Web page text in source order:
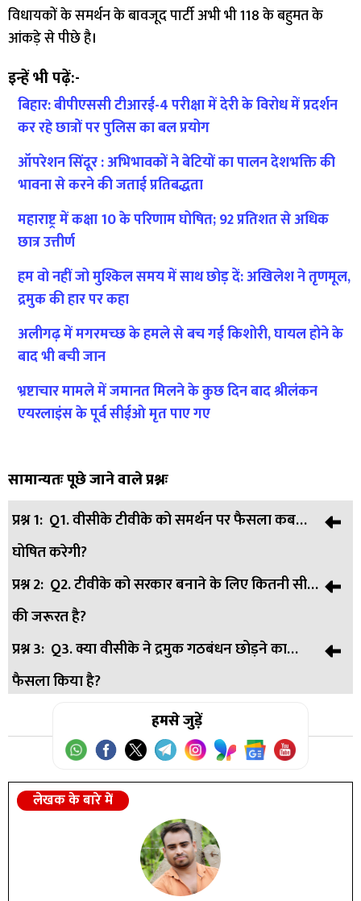
विधायकों के समर्थन के बावजूद पार्टी अभी भी 118 के बहुमत के
आंकड़े से पीछे है।
इन्हें भी पढ़ें:-
बिहार: बीपीएससी टीआरई-4 परीक्षा में देरी के विरोध में प्रदर्शन
कर रहे छात्रों पर पुलिस का बल प्रयोग
ऑपरेशन सिंदूर : अभिभावकों ने बेटियों का पालन देशभक्ति की
भावना से करने की जताई प्रतिबद्धता
महाराष्ट्र में कक्षा 10 के परिणाम घोषित; 92 प्रतिशत से अधिक
छात्र उत्तीर्ण
हम वो नहीं जो मुश्किल समय में साथ छोड़ दें: अखिलेश ने तृणमूल,
द्रमुक की हार पर कहा
अलीगढ़ में मगरमच्छ के हमले से बच गई किशोरी, घायल होने के
बाद भी बची जान
भ्रष्टाचार मामले में जमानत मिलने के कुछ दिन बाद श्रीलंकन
एयरलाइंस के पूर्व सीईओ मृत पाए गए
सामान्यतः पूछे जाने वाले प्रश्नः
प्रश्न 1: Q1. वीसीके टीवीके को समर्थन पर फैसला कब
घोषित करेगी?
उत्तर: उत्तर: वीसीके शनिवार को उच्चस्तरीय समिति चर्चा के बाद
आधिकारिक फैसला घोषित करेगी।
प्रश्न 2: Q2. टीवीके को सरकार बनाने के लिए कितनी सीटों
की जरूरत है?
उत्तर: उत्तर: टीवीके को बहुमत के लिए अभी भी 118 आंकड़े तक
अतिरिक्त समर्थन चाहिए।
प्रश्न 3: Q3. क्या वीसीके ने द्रमुक गठबंधन छोड़ने का
फैसला किया है?
उत्तर: फिलहाल वीसीके ने द्रमुक गठबंधन छोड़ने पर कोई
आधिकारिक घोषणा नहीं की है।
हमसे जुड़ें
लेखक के बारे में